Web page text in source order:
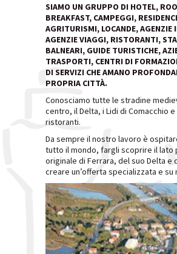
SIAMO UN GRUPPO DI HOTEL,
BREAKFAST, CAMPEGGI,
AGRITURISMI, LOCANDE,
AGENZIE VIAGGI, RISTORANTI,
BALNEARI, GUIDE TURISTICHE,
TRASPORTI, CENTRI DI
DI SERVIZI CHE AMANO
PROPRIA CITTÀ.
Conosciamo tutte le stradine
centro, il Delta, i Lidi di Comacchio
ristoranti.
Da sempre il nostro lavoro è
tutto il mondo, fargli scoprire il lato
originale di Ferrara, del suo Delta e
creare un’offerta specializzata e su